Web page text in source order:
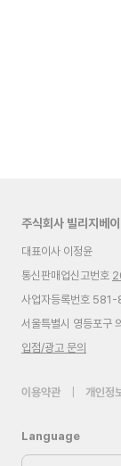
주식회사 빌리지베이
대표이사 이정윤
통신판매업신고번호
사업자등록번호
서울특별시 영등포구
입점/광고 문의
이용약관 개인정
Language